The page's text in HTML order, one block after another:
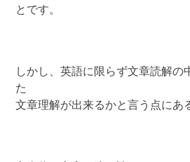
とです。
しかし、英語に限らず文章読解の
た
文章理解が出来るかと言う点にあ